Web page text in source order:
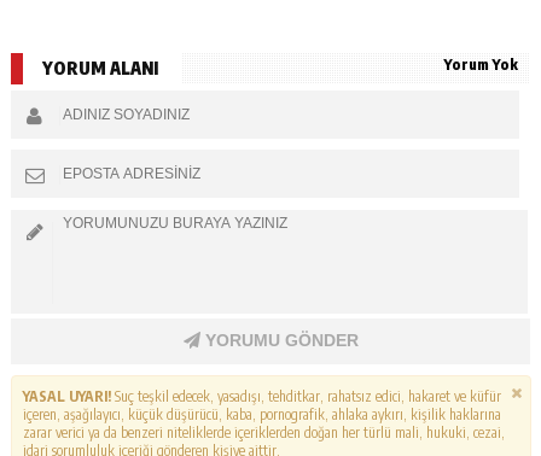
YORUM ALANI Yorum Yok
YORUMU GÖNDER
YASAL UYARI!Suç teşkil edecek, yasadışı, tehditkar, rahatsız edici, hakaret ve küfür
içeren, aşağılayıcı, küçük düşürücü, kaba, pornografik, ahlaka aykırı, kişilik haklarına
zarar verici ya da benzeri niteliklerde içeriklerden doğan her türlü mali, hukuki, cezai,
idari sorumluluk içeriği gönderen kişiye aittir.